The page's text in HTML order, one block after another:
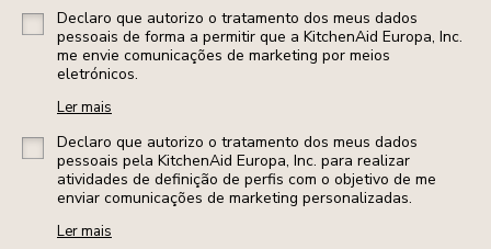
Declaro que autorizo o tratamento dos meus dados
pessoais de forma a permitir que a KitchenAid Europa, Inc.
me envie comunicações de marketing por meios
eletrónicos.
Ler mais
Declaro que autorizo o tratamento dos meus dados
pessoais pela KitchenAid Europa, Inc. para realizar
atividades de definição de perfis com o objetivo de me
enviar comunicações de marketing personalizadas.
Ler mais